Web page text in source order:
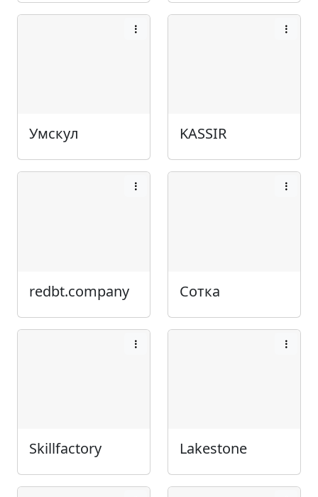
Умскул KASSIR
redbt.company Сотка
Skillfactory Lakestone